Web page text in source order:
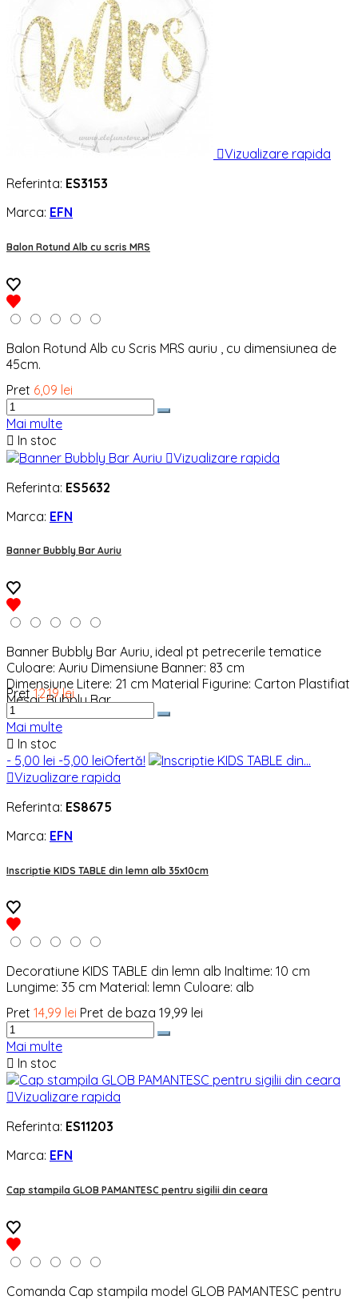
Vizualizare rapida
Referinta: ES3153
Marca: EFN
Balon Rotund Alb cu scris MRS
Balon Rotund Alb cu Scris MRS auriu , cu dimensiunea de
45cm.
Pret 6,09 lei
Mai multe
 In stoc
Vizualizare rapida
Referinta: ES5632
Marca: EFN
Banner Bubbly Bar Auriu
Banner Bubbly Bar Auriu, ideal pt petrecerile tematice
Culoare: Auriu Dimensiune Banner: 83 cm
Dimensiune Litere: 21 cm Material Figurine: Carton Plastifiat
Mesaj: Bubbly Bar
Pret 12,19 lei
Mai multe
 In stoc
- 5,00 lei -5,00 leiOfertă!
Vizualizare rapida
Referinta: ES8675
Marca: EFN
Inscriptie KIDS TABLE din lemn alb 35x10cm
Decoratiune KIDS TABLE din lemn alb Inaltime: 10 cm
Lungime: 35 cm Material: lemn Culoare: alb
Pret 14,99 lei Pret de baza 19,99 lei
Mai multe
 In stoc
Vizualizare rapida
Referinta: ES11203
Marca: EFN
Cap stampila GLOB PAMANTESC pentru sigilii din ceara
Comanda Cap stampila model GLOB PAMANTESC pentru